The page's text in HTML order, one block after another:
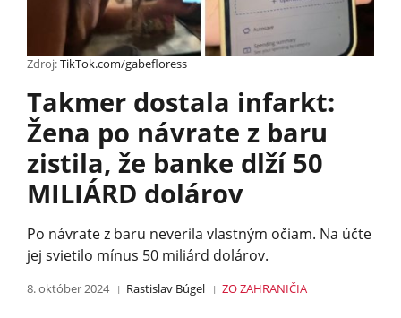
Zdroj:TikTok.com/gabefloress
Takmer dostala infarkt:
Žena po návrate z baru
zistila, že banke dlží 50
MILIÁRD dolárov
Po návrate z baru neverila vlastným očiam. Na účte
jej svietilo mínus 50 miliárd dolárov.
8. október 2024 Rastislav Búgel ZO ZAHRANIČIA